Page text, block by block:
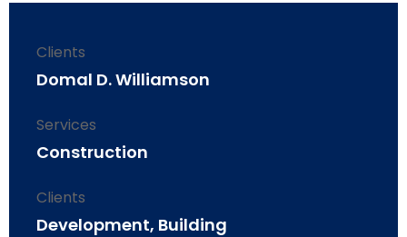
Clients
Domal D. Williamson
Services
Construction
Clients
Development, Building